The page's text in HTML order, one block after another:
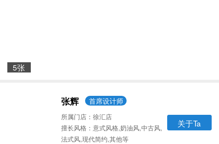
5张
张辉 首席设计师
所属门店：徐汇店
擅长风格：意式风格,奶油风,中古风,
法式风,现代简约,其他等
关于Ta